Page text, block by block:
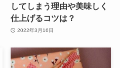
してしまう理由や美味しく
仕上げるコツは？
2022年3月16日